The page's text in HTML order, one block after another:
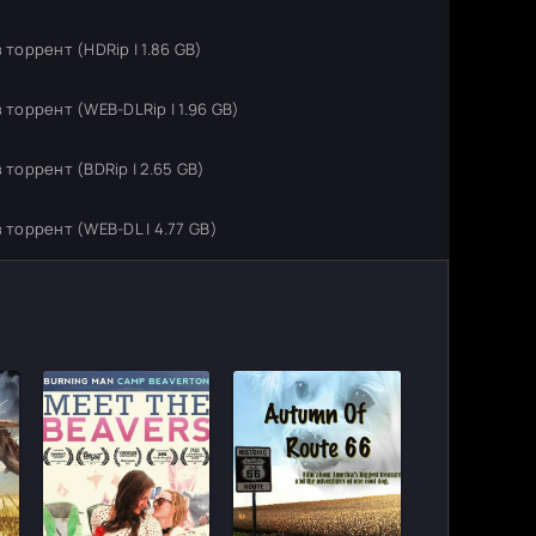
(HDRip | 1.86 GB)
(WEB-DLRip | 1.96 GB)
(BDRip | 2.65 GB)
(WEB-DL | 4.77 GB)